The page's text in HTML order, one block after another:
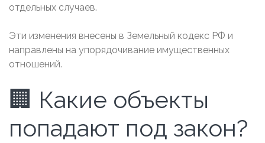
отдельных случаев.
Эти изменения внесены в Земельный кодекс РФ и
направлены на упорядочивание имущественных
отношений.
🏢 Какие объекты
попадают под закон?